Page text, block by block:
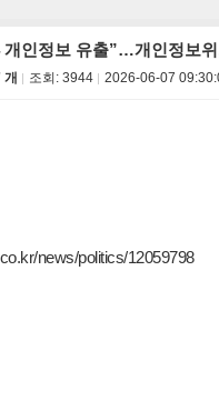
개인정보 유출”…개인정보
개 조회: 3944 2026-06-07
news/politics/12059798